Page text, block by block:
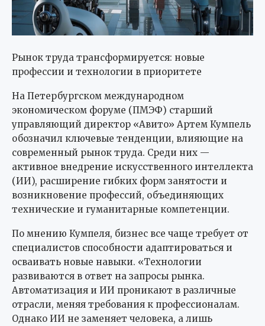
Рынок труда трансформируется: новые
профессии и технологии в приоритете
На Петербургском международном
экономическом форуме (ПМЭФ) старший
управляющий директор «Авито» Артем Кумпель
обозначил ключевые тенденции, влияющие на
современный рынок труда. Среди них —
активное внедрение искусственного интеллекта
(ИИ), расширение гибких форм занятости и
возникновение профессий, объединяющих
технические и гуманитарные компетенции.
По мнению Кумпеля, бизнес все чаще требует от
специалистов способности адаптироваться и
осваивать новые навыки. «Технологии
развиваются в ответ на запросы рынка.
Автоматизация и ИИ проникают в различные
отрасли, меняя требования к профессионалам.
Однако ИИ не заменяет человека, а лишь